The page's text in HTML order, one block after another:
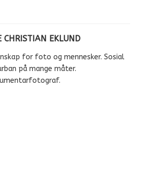
CHRISTIAN EKLUND
for foto og mennesker. Sosial
på mange måter.